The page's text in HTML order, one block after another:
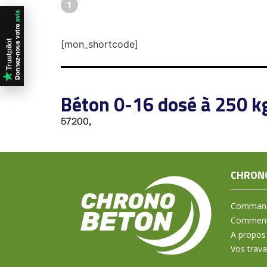
1
[mon_shortcode]
Béton 0-16 dosé à 250
57200,
A propos
Vos